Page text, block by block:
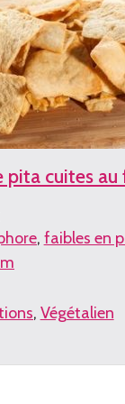
pita cuites au
faibles en
Végétalien